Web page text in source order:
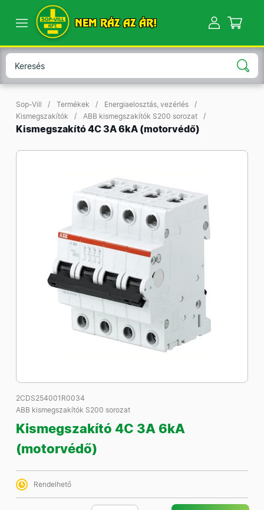
NEM RÁZ AZ ÁR!
Sop-Vill Termékek
Energiaelosztás, vezérlés
Kismegszakítók
ABB kismegszakítók S200 sorozat
Kismegszakító 4C 3A 6kA (motorvédő)
2CDS254001R0034
ABB kismegszakítók S200 sorozat
Kismegszakító 4C 3A 6kA
(motorvédő)
Rendelhető